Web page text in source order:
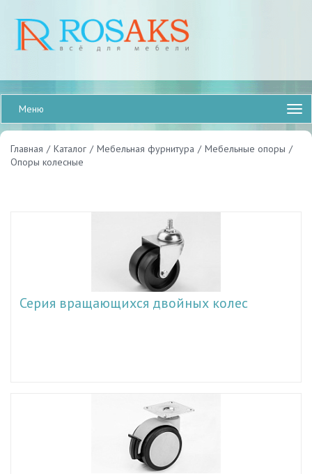
Меню
Главная / Каталог / Мебельная фурнитура / Мебельные опоры /
Опоры колесные
Серия вращающихся двойных колес